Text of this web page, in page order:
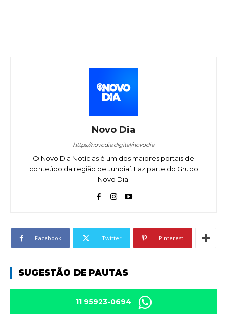
Novo Dia
https://novodia.digital/novodia
O Novo Dia Notícias é um dos maiores portais de
conteúdo da região de Jundiaí. Faz parte do Grupo
Novo Dia.
Facebook Twitter Pinterest
SUGESTÃO DE PAUTAS
11 95923-0694